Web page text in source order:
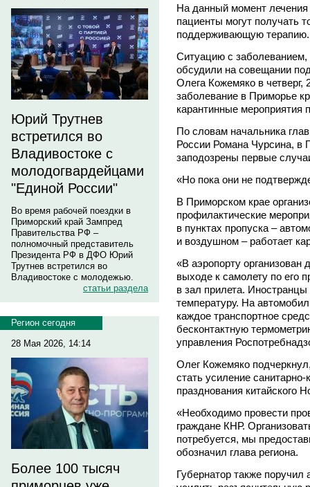
Юрий Трутнев
встретился во
Владивостоке с
молодогвардейцами
"Единой России"
Во время рабочей поездки в
Приморский край Зампред
Правительства РФ –
полномочный представитель
Президента РФ в ДФО Юрий
Трутнев встретился во
Владивостоке с молодежью.
статьи раздела
Регион сегодня
28 Мая 2026, 14:14
Более 100 тысяч
На данный момент лечения
пациенты могут получать
поддерживающую терапию.
Ситуацию с
обсудили на совещании
Олега Кожемяко в
заболевание в Приморье
карантинные мероприятия
По словам начальника
России Романа Чурсина, в
заподозрены первые
«Но пока они не
В Приморском крае
профилактические
в пунктах пропуска –
и воздушном – работает
«В аэропорту организован
выходе к самолету по его
в зал прилета.
температуру. На
каждое транспортное
бесконтактную
управления
Олег Кожемяко
стать усиление
празднования китайского
«Необходимо провести
граждане КНР.
потребуется, мы
обозначил глава региона.
Губернатор также поручил